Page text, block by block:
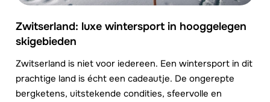
Zwitserland: luxe wintersport in hooggelegen
skigebieden
Zwitserland is niet voor iedereen. Een wintersport in dit
prachtige land is écht een cadeautje. De ongerepte
bergketens, uitstekende condities, sfeervolle en